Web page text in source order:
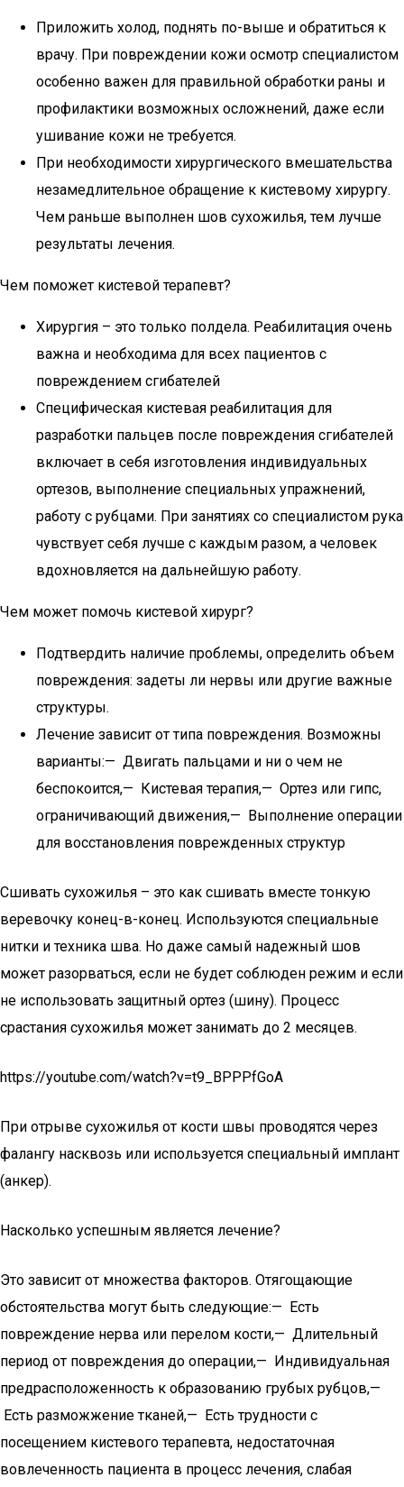
Приложить холод, поднять по-выше и обратиться к
врачу. При повреждении кожи осмотр специалистом
особенно важен для правильной обработки раны и
профилактики возможных осложнений, даже если
ушивание кожи не требуется.
При необходимости хирургического вмешательства
незамедлительное обращение к кистевому хирургу.
Чем раньше выполнен шов сухожилья, тем лучше
результаты лечения.
Чем поможет кистевой терапевт?
Хирургия – это только полдела. Реабилитация очень
важна и необходима для всех пациентов с
повреждением сгибателей
Специфическая кистевая реабилитация для
разработки пальцев после повреждения сгибателей
включает в себя изготовления индивидуальных
ортезов, выполнение специальных упражнений,
работу с рубцами. При занятиях со специалистом рука
чувствует себя лучше с каждым разом, а человек
вдохновляется на дальнейшую работу.
Чем может помочь кистевой хирург?
Подтвердить наличие проблемы, определить объем
повреждения: задеты ли нервы или другие важные
структуры.
Лечение зависит от типа повреждения. Возможны
варианты:— Двигать пальцами и ни о чем не
беспокоится,— Кистевая терапия,— Ортез или гипс,
ограничивающий движения,— Выполнение операции
для восстановления поврежденных структур
Сшивать сухожилья – это как сшивать вместе тонкую
веревочку конец-в-конец. Используются специальные
нитки и техника шва. Но даже самый надежный шов
может разорваться, если не будет соблюден режим и если
не использовать защитный ортез (шину). Процесс
срастания сухожилья может занимать до 2 месяцев.
https://youtube.com/watch?v=t9_BPPPfGoA
При отрыве сухожилья от кости швы проводятся через
фалангу насквозь или используется специальный имплант
(анкер).
Насколько успешным является лечение?
Это зависит от множества факторов. Отягощающие
обстоятельства могут быть следующие:— Есть
повреждение нерва или перелом кости,— Длительный
период от повреждения до операции,— Индивидуальная
предрасположенность к образованию грубых рубцов,—
Есть разможжение тканей,— Есть трудности с
посещением кистевого терапевта, недостаточная
вовлеченность пациента в процесс лечения, слабая